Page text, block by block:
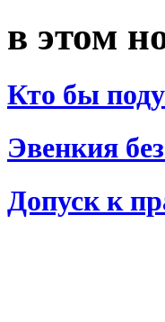
в этом
Кто бы
Эвенкия
Допуск к